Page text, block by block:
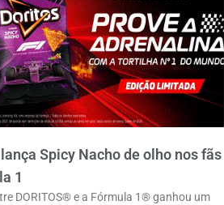
lança Spicy Nacho de olho nos fãs
1
DORITOS® e a Fórmula 1® ganhou um